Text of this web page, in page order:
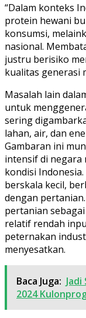
“Dalam konteks
protein hewani
konsumsi,
nasional.
justru berisiko
kualitas generasi
Masalah lain
untuk
sering
lahan, air, dan
Gambaran ini
intensif di negara
kondisi
berskala kecil,
dengan
pertanian
relatif rendah
peternakan
menyesatkan.
Baca Juga:
2024